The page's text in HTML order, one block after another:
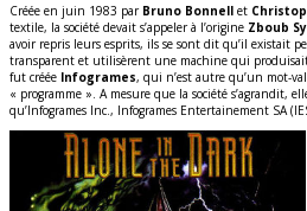
Créée en juin 1983 par Bruno Bonnell et
textile, la société devait s’appeler à l’origine Zboub
avoir repris leurs esprits, ils se sont dit qu’il existait
transparent et utilisèrent une machine qui produisait
fut créée Infogrames, qui n’est autre qu’un mot-
« programme ». A mesure que la société s’agrandit,
qu’Infogrames Inc., Infogrames Entertainement SA